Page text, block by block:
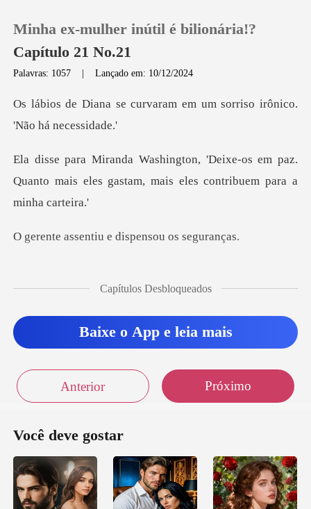
0
Histórico
Minha ex-mulher inútil é bilionária!?
Capítulo 21 No.21
Palavras: 1057 |Lançado em: 10/12/2024
varam em um sorriso irôni
e-os em paz.
Quanto mais eles gastam, ma
tiu e dispensou
tiu que J
Capítulos Desbloqueados
Baixe o App e leia mais
Anterior Próximo
Você deve gostar